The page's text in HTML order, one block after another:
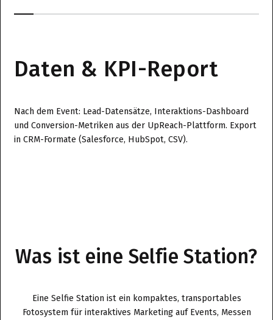
Daten & KPI-Report
Nach dem Event: Lead-Datensätze, Interaktions-Dashboard
und Conversion-Metriken aus der UpReach-Plattform. Export
in CRM-Formate (Salesforce, HubSpot, CSV).
Was ist eine Selfie Station?
Eine Selfie Station ist ein kompaktes, transportables
Fotosystem für interaktives Marketing auf Events, Messen